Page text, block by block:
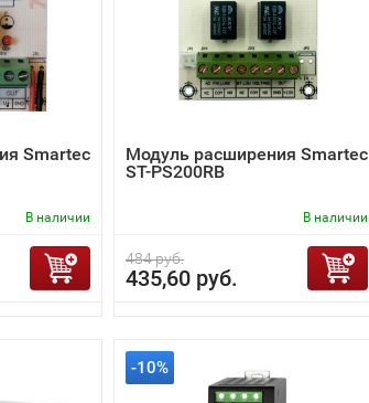
Smartec
В наличии
Модуль расширения Smartec
ST-PS200RB
В наличии
484 руб.
435,60 руб.
-10%